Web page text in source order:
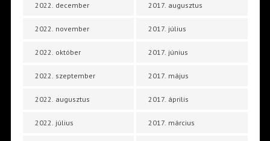
2022. december
2022. november
2022. október
2022. szeptember
2022. augusztus
2022. július
2017. augusztus
2017. július
2017. június
2017. május
2017. április
2017. március